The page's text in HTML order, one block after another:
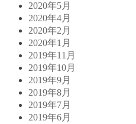
2020年5月
2020年4月
2020年2月
2020年1月
2019年11月
2019年10月
2019年9月
2019年8月
2019年7月
2019年6月